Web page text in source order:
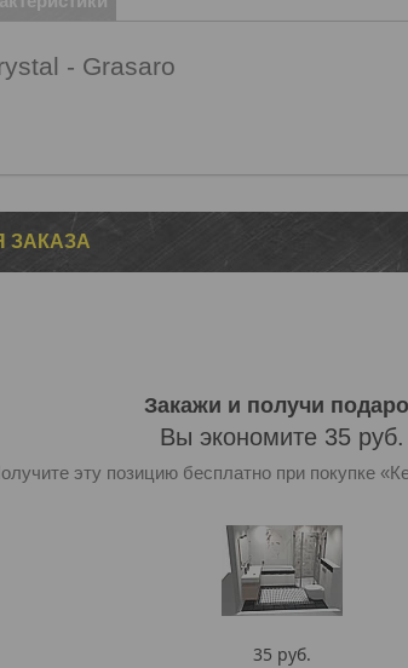
- Grasaro
ЗАКАЗА
Закажи и получи
Вы экономите 35 руб.
эту позицию бесплатно при покупке
35 руб.